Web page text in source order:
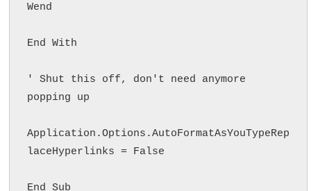
Wend
End With
' Shut this off, don't need anymore
popping up
Application.Options.AutoFormatAsYouTypeRep
laceHyperlinks = False
End Sub